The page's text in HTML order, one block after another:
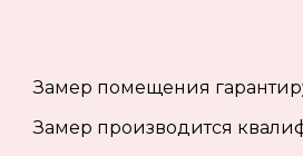
Замер помещения
Замер производится